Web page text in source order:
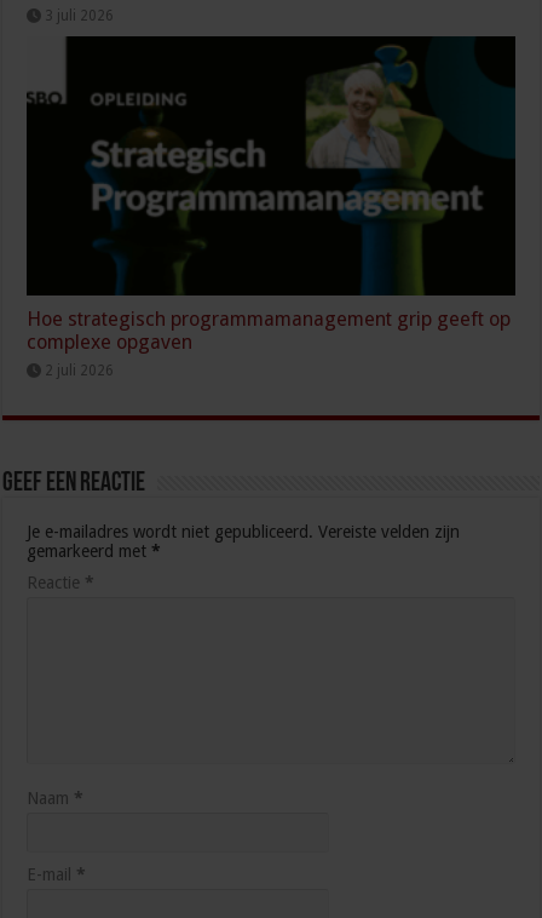
3 juli 2026
Hoe strategisch programmamanagement grip geeft op
complexe opgaven
2 juli 2026
Geef een reactie
Je e-mailadres wordt niet gepubliceerd. Vereiste velden zijn
gemarkeerd met *
Reactie *
Naam *
E-mail *